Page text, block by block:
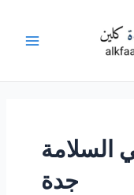
السلامة
جدة